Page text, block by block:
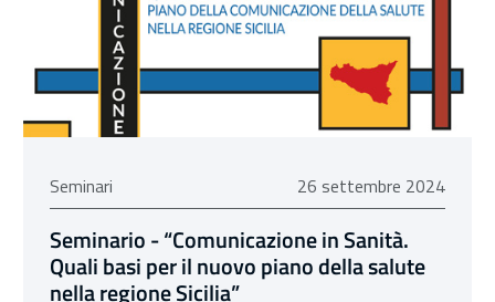
Seminari 26 settembre 2024
26 settembre 2024
Seminario - “Comunicazione in Sanità.
Quali basi per il nuovo piano della salute
nella regione Sicilia”